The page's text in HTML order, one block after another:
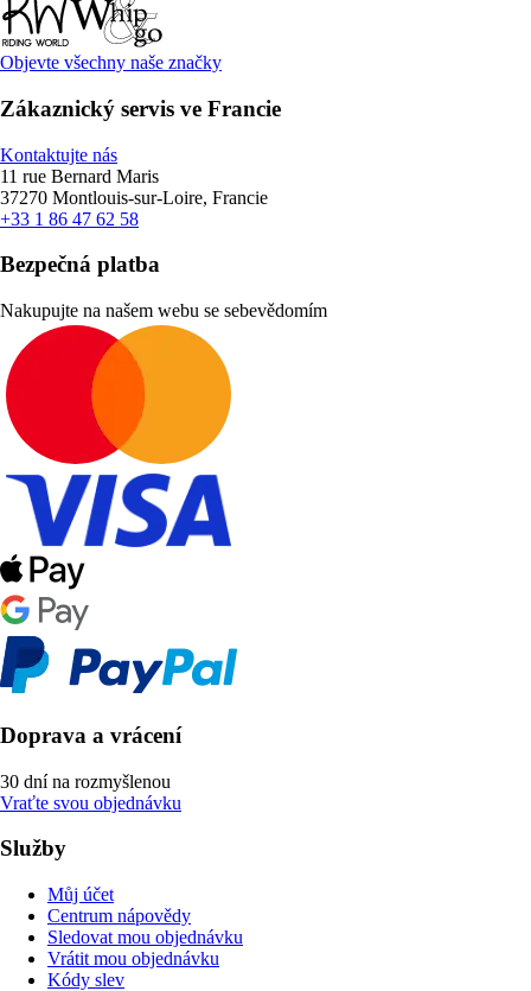
Objevte všechny naše značky
Zákaznický servis ve Francie
Kontaktujte nás
11 rue Bernard Maris
37270 Montlouis-sur-Loire, Francie
+33 1 86 47 62 58
Bezpečná platba
Nakupujte na našem webu se sebevědomím
Doprava a vrácení
30 dní na rozmyšlenou
Vraťte svou objednávku
Služby
Můj účet
Centrum nápovědy
Sledovat mou objednávku
Vrátit mou objednávku
Kódy slev